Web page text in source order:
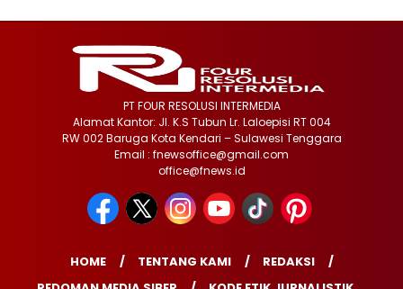
PT FOUR RESOLUSI INTERMEDIA
Alamat Kantor: Jl. K.S Tubun Lr. Laloepisi RT 004
RW 002 Baruga Kota Kendari – Sulawesi Tenggara
Email : fnewsoffice@gmail.com
office@fnews.id
HOME TENTANG KAMI
REDAKSI